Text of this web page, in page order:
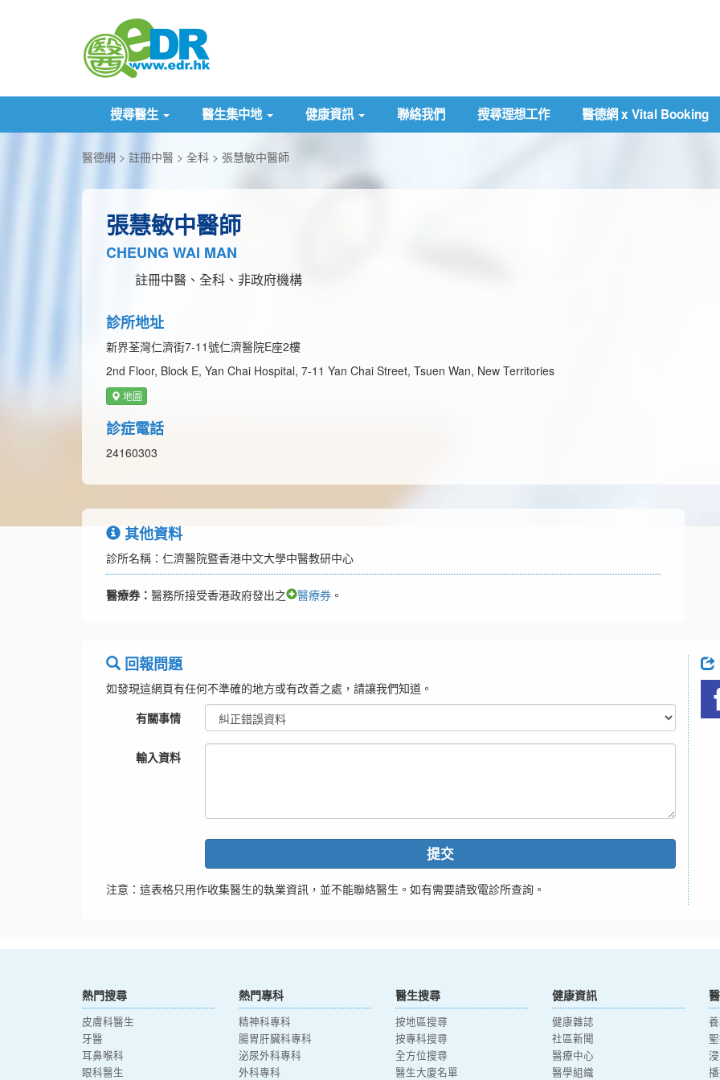
搜尋醫生 醫生集中地 健康資訊 聯絡我們 搜尋理想工作 醫德網 x Vital Booking
醫德網 註冊中醫 全科 張慧敏中醫師
張慧敏中醫師
CHEUNG WAI MAN
註冊中醫、全科、非政府機構
診所地址
新界荃灣仁濟街7-11號仁濟醫院E座2樓
2nd Floor, Block E, Yan Chai Hospital, 7-11 Yan Chai Street, Tsuen Wan, New Territories
地圖
診症電話
24160303
其他資料
診所名稱：仁濟醫院暨香港中文大學中醫教研中心
醫療券： 醫務所接受香港政府發出之 醫療券 。
回報問題
如發現這網頁有任何不準確的地方或有改善之處，請讓我們知道。
有關事情
輸入資料
提交
注意：這表格只用作收集醫生的執業資訊，並不能聯絡醫生。如有需要請致電診所查詢。
熱門搜尋
皮膚科醫生
牙醫
耳鼻喉科
眼科醫生
熱門專科
精神科專科
腸胃肝臟科專科
泌尿外科專科
外科專科
醫生搜尋
按地區搜尋
按專科搜尋
全方位搜尋
醫生大廈名單
健康資訊
健康雜誌
社區新聞
醫療中心
醫學組織